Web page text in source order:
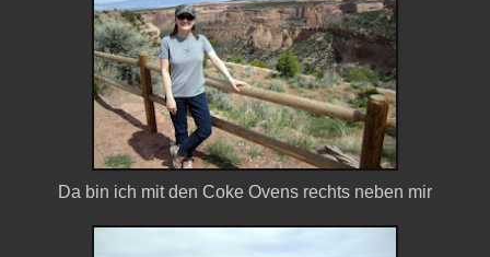
Da bin ich mit den Coke Ovens rechts neben mir